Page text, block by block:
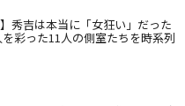
】秀吉は本当に「女狂い」だった
彩った11人の側室たちを時系列